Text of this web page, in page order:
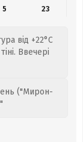
5 23
від +22°C
Ввечері
("Мирон-